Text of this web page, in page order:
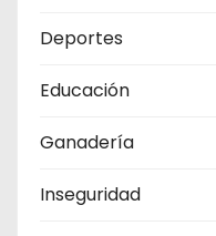
Deportes
Educación
Ganadería
Inseguridad